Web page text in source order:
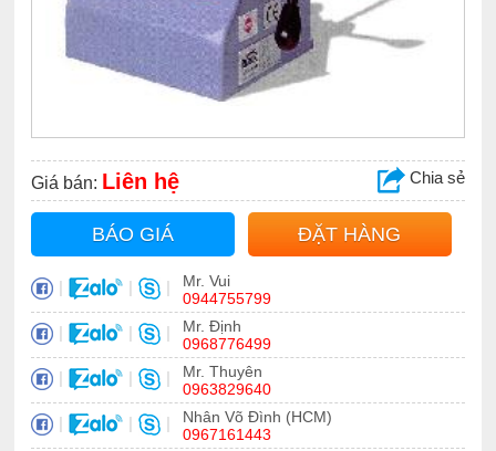
Giá bán: Liên hệ Chia sẻ
BÁO GIÁ ĐẶT HÀNG
| | |
Mr. Vui
0944755799
| | |
Mr. Định
0968776499
| | |
Mr. Thuyên
0963829640
| | |
Nhân Võ Đình (HCM)
0967161443